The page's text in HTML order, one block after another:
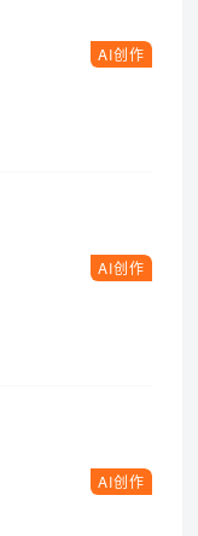
AI创作
AI创作
AI创作